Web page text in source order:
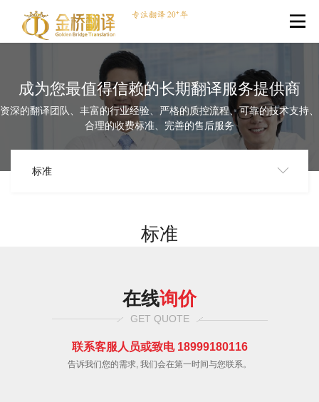
成为您最值得信赖的长期翻译服务提供商
资深的翻译团队、丰富的行业经验、严格的质控流程、可靠的技术支持、
合理的收费标准、完善的售后服务
标准
标准
在线询价
GET QUOTE
联系客服人员或致电 18999180116
告诉我们您的需求, 我们会在第一时间与您联系。